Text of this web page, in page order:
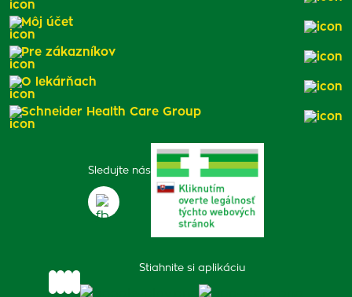
Sledujte nás
Stiahnite si aplikáciu
Môj účet
Pre zákazníkov
O lekárňach
Schneider Health Care Group